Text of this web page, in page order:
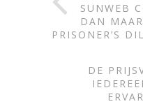
SUNWEB
DAN
PRISONER’S
DE